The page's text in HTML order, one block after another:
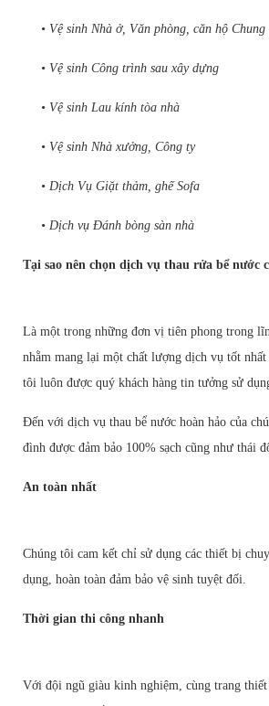
• Vệ sinh Nhà ở, Văn phòng, căn hộ
• Vệ sinh Công trình sau xây dựng
• Vệ sinh Lau kính tòa nhà
• Vệ sinh Nhà xưởng, Công ty
• Dịch Vụ Giặt thảm, ghế Sofa
• Dịch vụ Đánh bòng sàn nhà
Tại sao nên chọn dịch vụ thau rửa bể nước
Là một trong những đơn vị tiên phong trong
nhằm mang lại một chất lượng dịch vụ tốt
tôi luôn được quý khách hàng tin tưởng sử
Đến với dịch vụ thau bể nước hoàn hảo của
đình được đảm bảo 100% sạch cũng như thái
An toàn nhất
Chúng tôi cam kết chỉ sử dụng các thiết bị
dụng, hoàn toàn đảm bảo vệ sinh tuyệt đối.
Thời gian thi công nhanh
Với đội ngũ giàu kinh nghiệm, cùng trang